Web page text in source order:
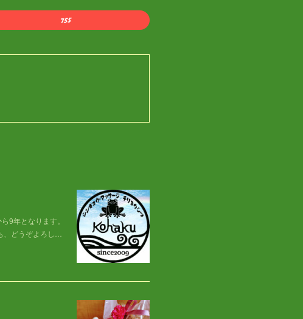
9年となります。
どうぞよろし…